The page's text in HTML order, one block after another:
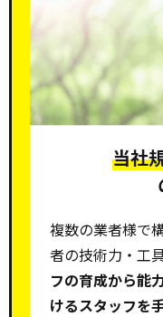
当社
複数の業者様で
者の技術力・工
フの育成から能
けるスタッフを